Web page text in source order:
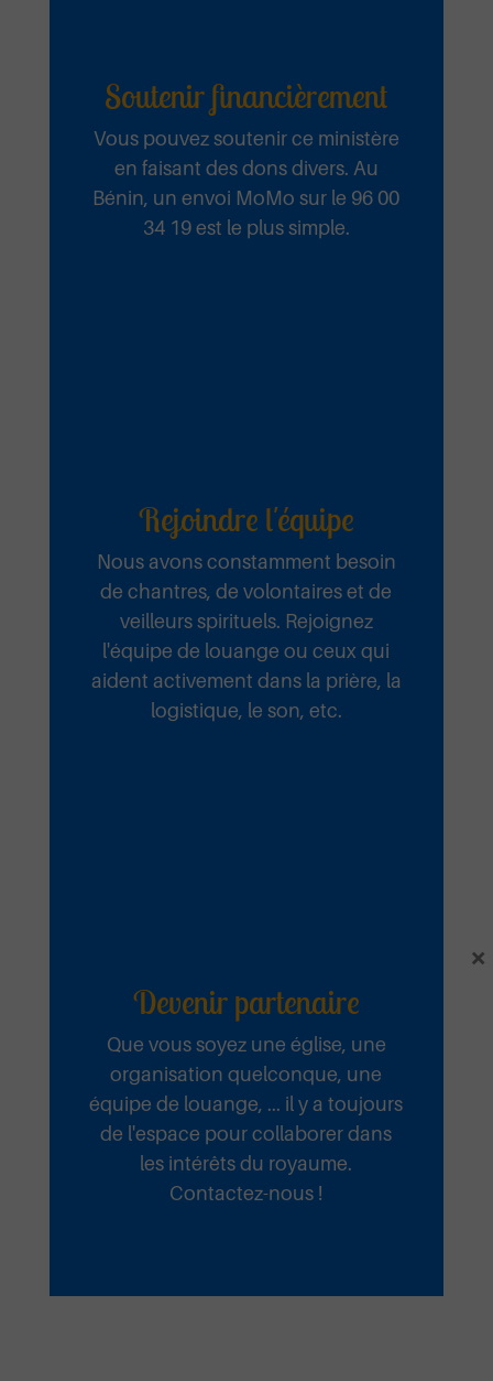
Soutenir financièrement
Vous pouvez soutenir ce ministère
en faisant des dons divers. Au
Bénin, un envoi MoMo sur le 96 00
34 19 est le plus simple.
Rejoindre l'équipe
Nous avons constamment besoin
de chantres, de volontaires et de
veilleurs spirituels. Rejoignez
l'équipe de louange ou ceux qui
aident activement dans la prière, la
logistique, le son, etc.
Devenir partenaire
Que vous soyez une église, une
organisation quelconque, une
équipe de louange, ... il y a toujours
de l'espace pour collaborer dans
les intérêts du royaume.
Contactez-nous !
Fidèle
Ecouter et télécharger
×